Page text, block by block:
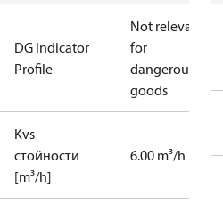
DG Indicator
Profile
Not relevant
for
dangerous
goods
Kvs
стойности
[m³/h]
6.00 m³/h